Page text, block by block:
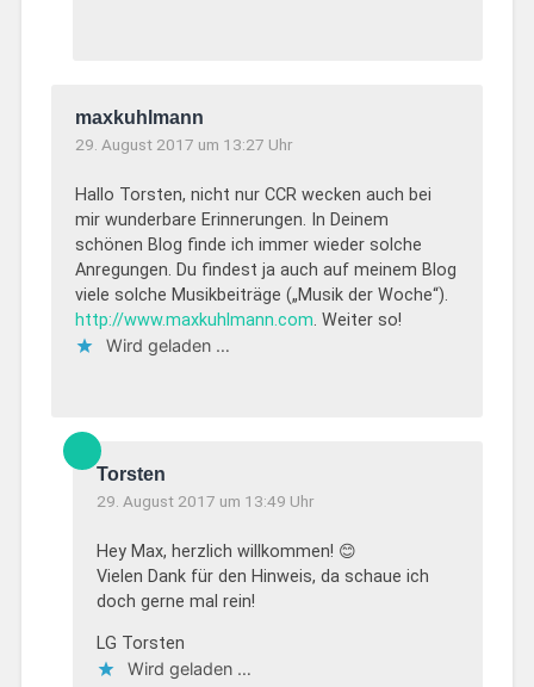
maxkuhlmann
29. August 2017 um 13:27 Uhr
Hallo Torsten, nicht nur CCR wecken auch bei
mir wunderbare Erinnerungen. In Deinem
schönen Blog finde ich immer wieder solche
Anregungen. Du findest ja auch auf meinem Blog
viele solche Musikbeiträge („Musik der Woche“).
http://www.maxkuhlmann.com. Weiter so!
Wird geladen …
Torsten
29. August 2017 um 13:49 Uhr
Hey Max, herzlich willkommen! 😊
Vielen Dank für den Hinweis, da schaue ich
doch gerne mal rein!
LG Torsten
Wird geladen …